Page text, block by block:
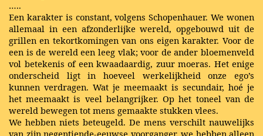
…..
Een karakter is constant, volgens Schopenhauer. We wonen
allemaal in een afzonderlijke wereld, opgebouwd uit de
grillen en tekortkomingen van ons eigen karakter. Voor de
een is de wereld een leeg vlak; voor de ander bloemenveld
vol betekenis of een kwaadaardig, zuur moeras. Het enige
onderscheid ligt in hoeveel werkelijkheid onze ego’s
kunnen verdragen. Wat je meemaakt is secundair, hoé je
het meemaakt is veel belangrijker. Op het toneel van de
wereld bewegen tot mens gemaakte stukken vlees.
We hebben niets beteugeld. De mens verschilt nauwelijks
van zijn negentiende-eeuwse voorganger, we hebben alleen